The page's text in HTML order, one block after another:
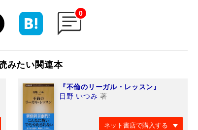
0
みたい関連本
『不倫のリーガル・レッスン』
日野 いつみ 著
ネット書店で購入する